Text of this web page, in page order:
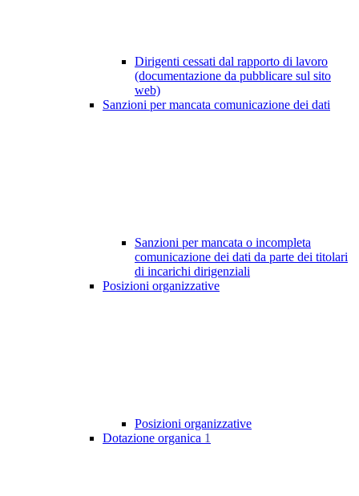
Dirigenti cessati dal rapporto di lavoro
(documentazione da pubblicare sul sito
web)
Sanzioni per mancata comunicazione dei dati
Sanzioni per mancata o incompleta
comunicazione dei dati da parte dei titolari
di incarichi dirigenziali
Posizioni organizzative
Posizioni organizzative
Dotazione organica 1